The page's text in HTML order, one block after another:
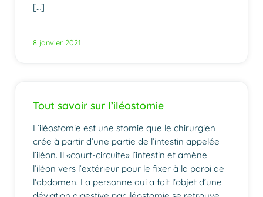
[…]
8 janvier 2021
Tout savoir sur l’iléostomie
L’iléostomie est une stomie que le chirurgien
crée à partir d’une partie de l’intestin appelée
l’iléon. Il «court-circuite» l’intestin et amène
l’iléon vers l’extérieur pour le fixer à la paroi de
l’abdomen. La personne qui a fait l’objet d’une